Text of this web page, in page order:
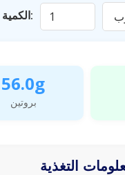
الكمية:
56.0g
بروتين
التغذية